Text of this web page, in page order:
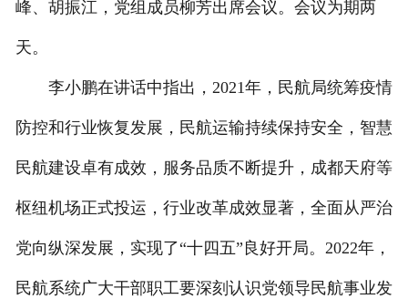
峰、胡振江，党组成员柳芳出席会议。会议为期两
天。
李小鹏在讲话中指出，2021年，民航局统筹疫情
防控和行业恢复发展，民航运输持续保持安全，智慧
民航建设卓有成效，服务品质不断提升，成都天府等
枢纽机场正式投运，行业改革成效显著，全面从严治
党向纵深发展，实现了“十四五”良好开局。2022年，
民航系统广大干部职工要深刻认识党领导民航事业发